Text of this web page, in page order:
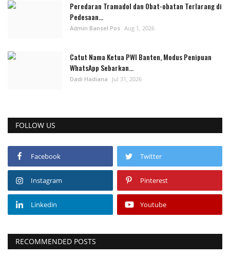
Peredaran Tramadol dan Obat-obatan Terlarang di
Pedesaan...
Admin Bansel Pos Aug 1, 2026
Catut Nama Ketua PWI Banten, Modus Penipuan
WhatsApp Sebarkan...
Dadi Hadiana Jul 31, 2026
FOLLOW US
Facebook Twitter
Instagram Pinterest
Linkedin Youtube
RECOMMENDED POSTS